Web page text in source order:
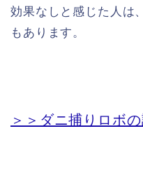
効果なしと感じた人は
もあります。
＞＞ダニ捕りロボ